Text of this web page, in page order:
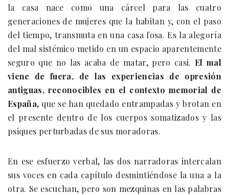
la casa nace como una cárcel para las cuatro
generaciones de mujeres que la habitan y, con el paso
del tiempo, transmuta en una casa fosa. Es la alegoría
del mal sistémico metido en un espacio aparentemente
seguro que no las acaba de matar, pero casi. El mal
viene de fuera, de las experiencias de opresión
antiguas, reconocibles en el contexto memorial de
España, que se han quedado entrampadas y brotan en
el presente dentro de los cuerpos somatizados y las
psiques perturbadas de sus moradoras.
En ese esfuerzo verbal, las dos narradoras intercalan
sus voces en cada capítulo desmintiéndose la una a la
otra. Se escuchan, pero son mezquinas en las palabras